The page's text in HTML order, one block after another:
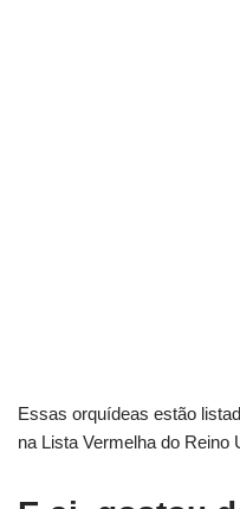
Essas orquídeas estão
na Lista Vermelha do Reino